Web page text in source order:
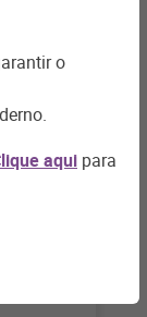
o
aqui para